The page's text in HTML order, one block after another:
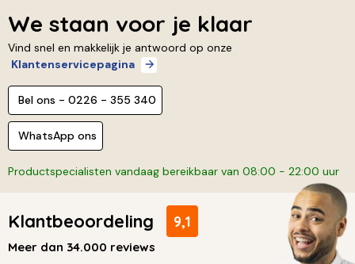
We staan voor je klaar
Vind snel en makkelijk je antwoord op onze
Klantenservicepagina
Bel ons - 0226 - 355 340
WhatsApp ons
Productspecialisten vandaag bereikbaar van 08:00 - 22:00 uur
Klantbeoordeling 9,1
Meer dan 34.000 reviews